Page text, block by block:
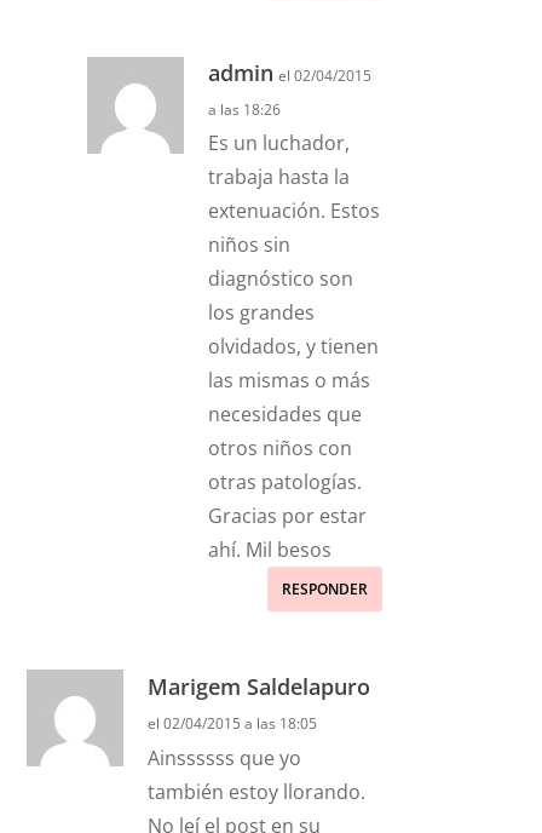
admin el 02/04/2015
a las 18:26
Es un luchador,
trabaja hasta la
extenuación. Estos
niños sin
diagnóstico son
los grandes
olvidados, y tienen
las mismas o más
necesidades que
otros niños con
otras patologías.
Gracias por estar
ahí. Mil besos
RESPONDER
Marigem Saldelapuro
el 02/04/2015 a las 18:05
Ainssssss que yo
también estoy llorando.
No leí el post en su